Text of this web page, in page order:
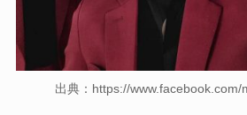
出典：https://